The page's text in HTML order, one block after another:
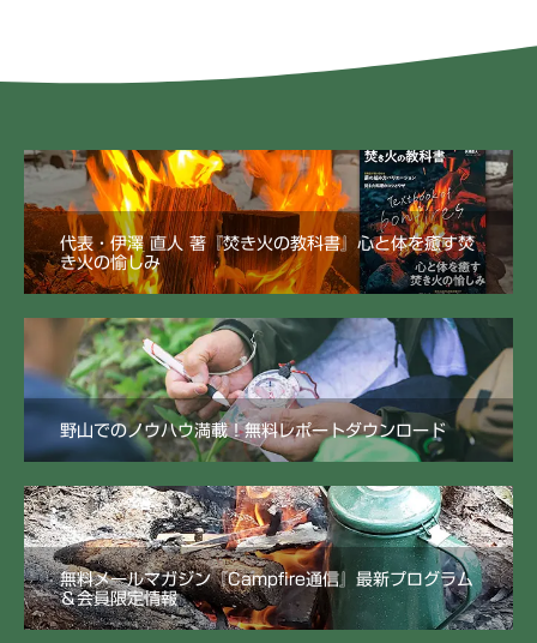
代表・伊澤 直人 著『焚き火の教科書』心と体を癒す焚
き火の愉しみ
野山でのノウハウ満載！無料レポートダウンロード
無料メールマガジン『Campfire通信』最新プログラム
＆会員限定情報